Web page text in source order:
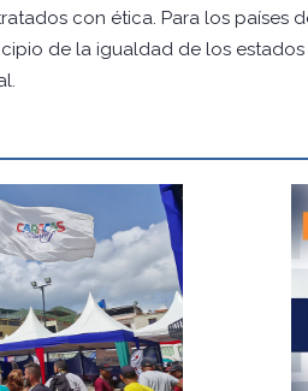
con ética. Para los países
de la igualdad de los